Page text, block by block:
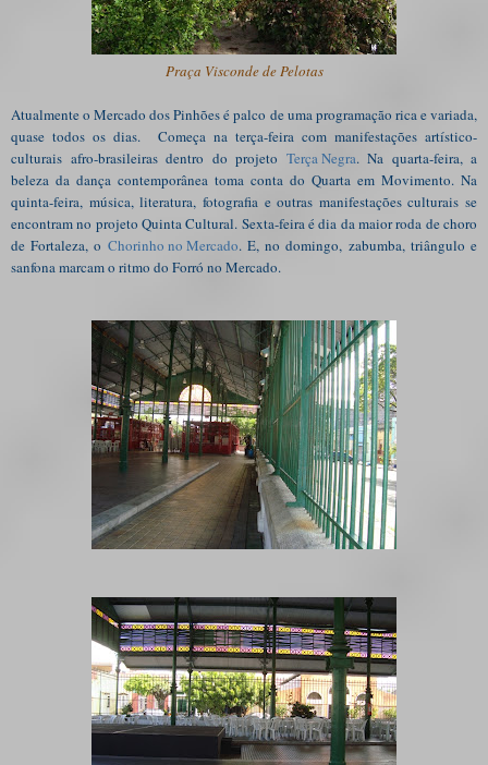
Praça Visconde de Pelotas
Atualmente o Mercado dos Pinhões é palco de uma programação rica e variada,
quase todos os dias. Começa na terça-feira com manifestações artístico-
culturais afro-brasileiras dentro do projeto Terça Negra. Na quarta-feira, a
beleza da dança contemporânea toma conta do Quarta em Movimento. Na
quinta-feira, música, literatura, fotografia e outras manifestações culturais se
encontram no projeto Quinta Cultural. Sexta-feira é dia da maior roda de choro
de Fortaleza, o Chorinho no Mercado. E, no domingo, zabumba, triângulo e
sanfona marcam o ritmo do Forró no Mercado.